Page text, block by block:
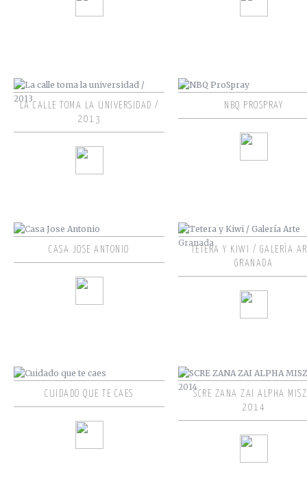
LA CALLE TOMA LA UNIVERSIDAD /
2013
NBQ PROSPRAY
CASA JOSE ANTONIO
TETERA Y KIWI / GALERÍA
GRANADA
CUIDADO QUE TE CAES
SCRE ZANA ZAI ALPHA
2014